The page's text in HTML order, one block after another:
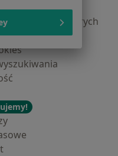
których